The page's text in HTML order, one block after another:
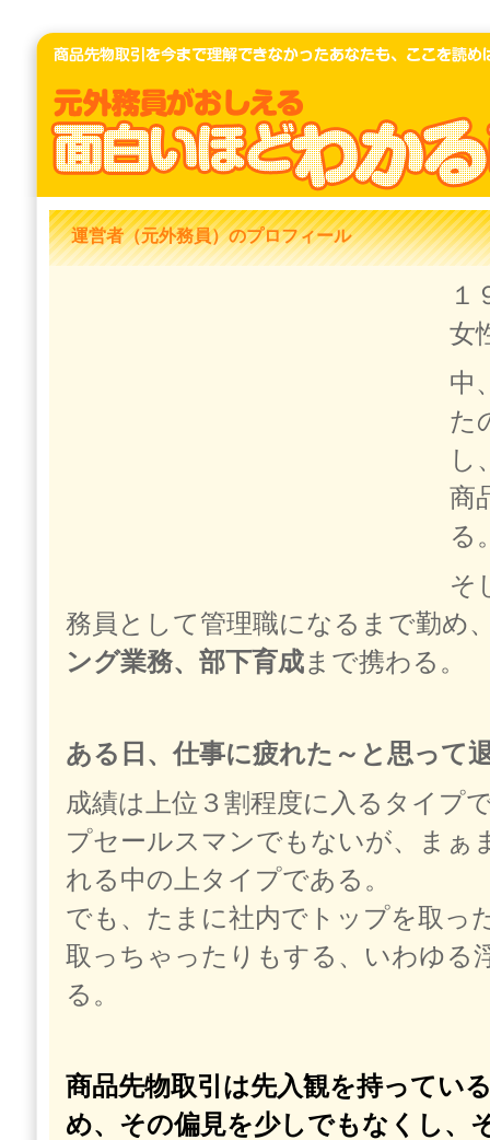
運営者（元外務員）のプロフィール
１
女
中
た
し
商
る
そ
務員として管理職になるまで勤め
ング業務、部下育成まで携わる。
ある日、仕事に疲れた～と思って
成績は上位３割程度に入るタイプ
プセールスマンでもないが、まぁ
れる中の上タイプである。
でも、たまに社内でトップを取っ
取っちゃったりもする、いわゆる
る。
商品先物取引は先入観を持ってい
め、その偏見を少しでもなくし、